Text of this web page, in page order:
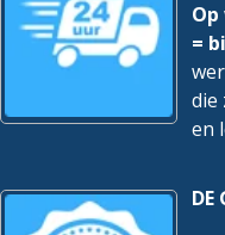
=
die
en
DE